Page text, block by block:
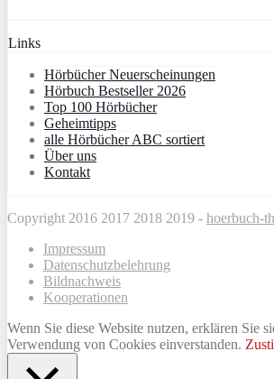
Links
Hörbücher Neuerscheinungen
Hörbuch Bestseller 2026
Top 100 Hörbücher
Geheimtipps
alle Hörbücher ABC sortiert
Über uns
Kontakt
Copyright 2016 2017 2018 2019 - hoerbuch-
Impressum
Datenschutzbelehrung
Bildnachweis
Kooperationen
Wenn Sie diese Website nutzen, erklären Sie
Verwendung von Cookies einverstanden.